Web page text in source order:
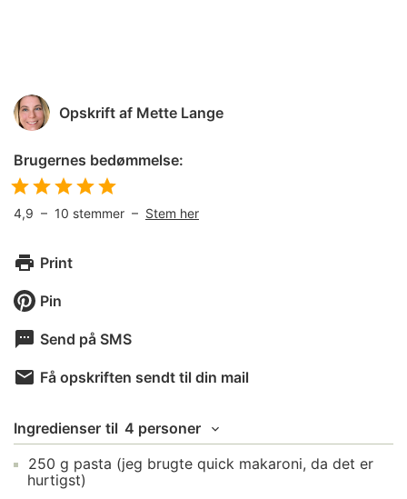
Opskrift af Mette Lange
Brugernes bedømmelse:
4,9 – 10 stemmer – Stem her
Print
Pin
Send på SMS
Få opskriften sendt til din mail
Ingredienser til 4 personer
250 g pasta (jeg brugte quick makaroni, da det er
hurtigst)